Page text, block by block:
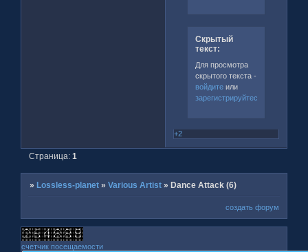
Скрытый
текст:
Для просмотра
скрытого текста -
войдитеили
зарегистрируйтесь
+2
Страница:1
» Lossless-planet »Various Artist » Dance Attack (6)
создать форум
счетчик посещаемости